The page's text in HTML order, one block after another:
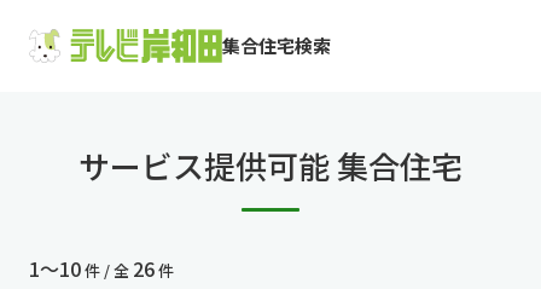
集合住宅検索
サービス提供可能 集合住宅
1〜10件 / 全 26件